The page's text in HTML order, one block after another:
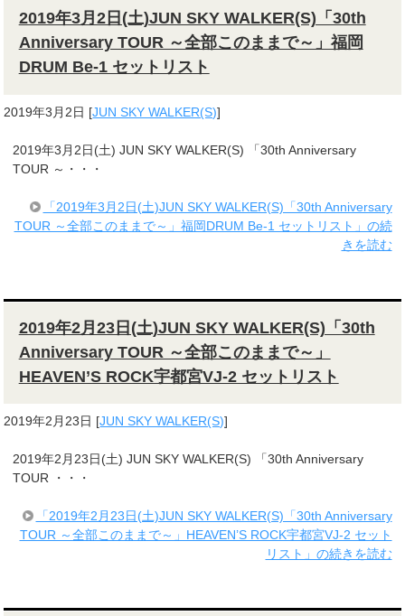
2019年3月2日(土)JUN SKY WALKER(S)「30th
Anniversary TOUR ～全部このままで～」福岡
DRUM Be-1 セットリスト
2019年3月2日 [JUN SKY WALKER(S)]
2019年3月2日(土) JUN SKY WALKER(S) 「30th Anniversary
TOUR ～・・・
「2019年3月2日(土)JUN SKY WALKER(S)「30th Anniversary
TOUR ～全部このままで～」福岡DRUM Be-1 セットリスト」の続
きを読む
2019年2月23日(土)JUN SKY WALKER(S)「30th
Anniversary TOUR ～全部このままで～」
HEAVEN’S ROCK宇都宮VJ-2 セットリスト
2019年2月23日 [JUN SKY WALKER(S)]
2019年2月23日(土) JUN SKY WALKER(S) 「30th Anniversary
TOUR ・・・
「2019年2月23日(土)JUN SKY WALKER(S)「30th Anniversary
TOUR ～全部このままで～」HEAVEN’S ROCK宇都宮VJ-2 セット
リスト」の続きを読む